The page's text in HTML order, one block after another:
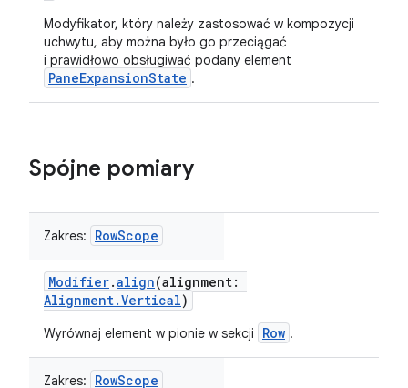
Modyfikator, który należy zastosować w kompozycji
uchwytu, aby można było go przeciągać
i prawidłowo obsługiwać podany element
PaneExpansionState .
Spójne pomiary
Zakres: RowScope
Modifier.align(alignment:
Alignment.Vertical)
Wyrównaj element w pionie w sekcji Row .
Zakres: RowScope